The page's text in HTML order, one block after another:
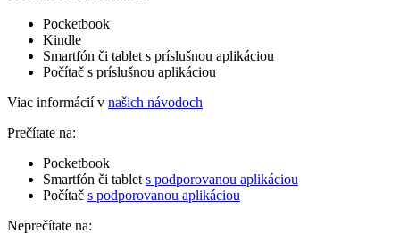
Pocketbook
Kindle
Smartfón či tablet s príslušnou aplikáciou
Počítač s príslušnou aplikáciou
Viac informácií v našich návodoch
Prečítate na:
Pocketbook
Smartfón či tablet s podporovanou aplikáciou
Počítač s podporovanou aplikáciou
Neprečítate na: